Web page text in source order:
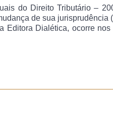
do Direito Tributário –
de sua jurisprudência
Editora Dialética, ocorre